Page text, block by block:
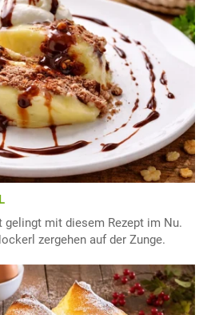
mit diesem Rezept im Nu.
zergehen auf der Zunge.